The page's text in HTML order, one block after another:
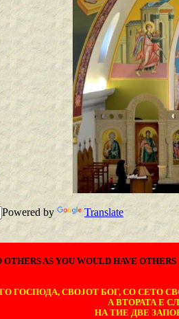
Powered by Translate
OTHERS AS YOU WOULD HAVE
ГОСПОДА, СВОЈОТ БОГ, СО СЕТО
А ВТОРАТА Е
НА ТИЕ ДВЕ